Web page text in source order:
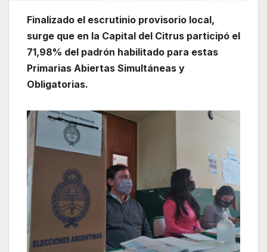
Finalizado el escrutinio provisorio local,
surge que en la Capital del Citrus participó el
71,98% del padrón habilitado para estas
Primarias Abiertas Simultáneas y
Obligatorias.